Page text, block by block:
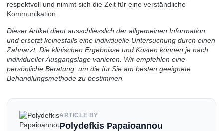
respektvoll und nimmt sich die Zeit für eine verständliche
Kommunikation.
Dieser Artikel dient ausschliesslich der allgemeinen Information
und ersetzt keinesfalls eine individuelle Untersuchung durch einen
Zahnarzt. Die klinischen Ergebnisse und Kosten können je nach
individueller Ausgangslage variieren. Wir empfehlen eine
persönliche Beratung, um die für Sie am besten geeignete
Behandlungsmethode zu bestimmen.
ARTICLE BY
Polydefkis Papaioannou